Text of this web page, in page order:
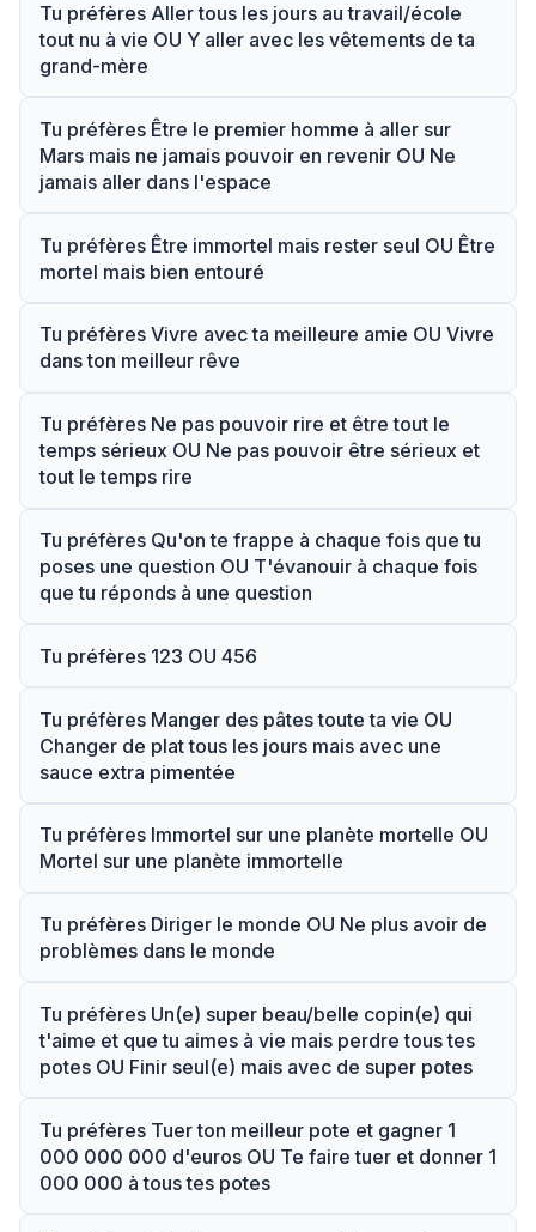
Tu préfères Aller tous les jours au travail/école
tout nu à vie OU Y aller avec les vêtements de ta
grand-mère
Tu préfères Être le premier homme à aller sur
Mars mais ne jamais pouvoir en revenir OU Ne
jamais aller dans l'espace
Tu préfères Être immortel mais rester seul OU Être
mortel mais bien entouré
Tu préfères Vivre avec ta meilleure amie OU Vivre
dans ton meilleur rêve
Tu préfères Ne pas pouvoir rire et être tout le
temps sérieux OU Ne pas pouvoir être sérieux et
tout le temps rire
Tu préfères Qu'on te frappe à chaque fois que tu
poses une question OU T'évanouir à chaque fois
que tu réponds à une question
Tu préfères 123 OU 456
Tu préfères Manger des pâtes toute ta vie OU
Changer de plat tous les jours mais avec une
sauce extra pimentée
Tu préfères Immortel sur une planète mortelle OU
Mortel sur une planète immortelle
Tu préfères Diriger le monde OU Ne plus avoir de
problèmes dans le monde
Tu préfères Un(e) super beau/belle copin(e) qui
t'aime et que tu aimes à vie mais perdre tous tes
potes OU Finir seul(e) mais avec de super potes
Tu préfères Tuer ton meilleur pote et gagner 1
000 000 000 d'euros OU Te faire tuer et donner 1
000 000 à tous tes potes